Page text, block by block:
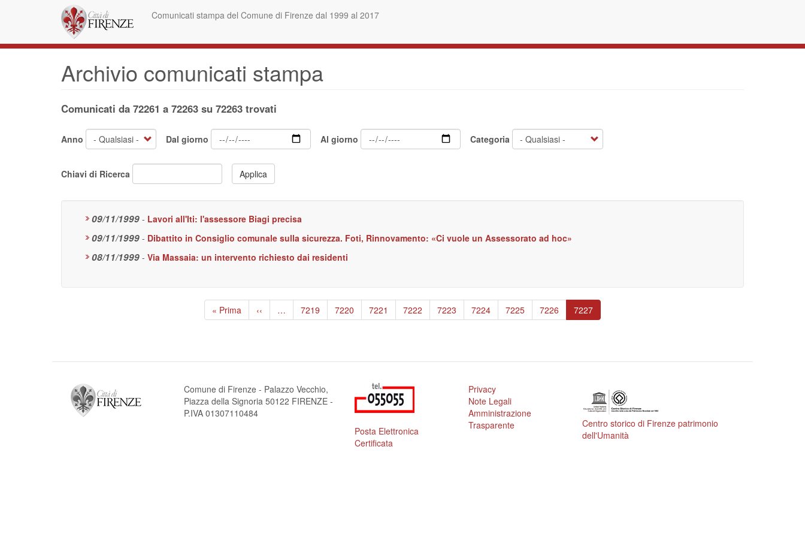
principale
Comunicati stampa del Comune di Firenze dal 1999 al 2017
Archivio comunicati stampa
Comunicati da 72261 a 72263 su 72263 trovati
Anno Dal giorno Al giorno Categoria
Chiavi di Ricerca Applica
09/11/1999 - Lavori all'Iti: l'assessore Biagi precisa
09/11/1999 - Dibattito in Consiglio comunale sulla sicurezza. Foti, Rinnovamento: «Ci vuole un Assessorato ad hoc»
08/11/1999 - Via Massaia: un intervento richiesto dai residenti
Prima
pagina
« Prima
Pagina
precedente
‹‹ … Page
7219 Page
7220 Page
7221 Page
7222 Page
7223 Page
7224 Page
7225 Page
7226
Pagina
attuale
7227
Comune di Firenze - Palazzo Vecchio,
Piazza della Signoria 50122 FIRENZE -
P.IVA 01307110484
Posta Elettronica
Certificata
Privacy
Note Legali
Amministrazione
Trasparente
Centro storico di Firenze patrimonio
dell'Umanità